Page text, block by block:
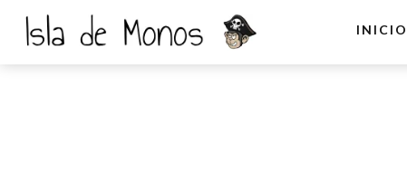
INICIO